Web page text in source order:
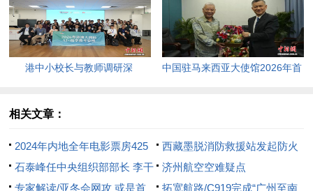
跌，日韩主要股指开盘走低。
港中小校长与教师调研深
课堂新路径。
中国驻马来西亚大使馆2026年首
力，帮助他们在异国他乡更好地
学习和生活。
相关文章：
2024年内地全年电影票房425
亿元
西藏墨脱消防救援站发起防火
行动，打击隐患，保障社区安
全。
石泰峰任中央组织部部长 李干
杰任中央统战部部长
济州航空空难疑点
专家解读/亚冬会网攻 或是首
拓宽航路/C919完成“广州至南